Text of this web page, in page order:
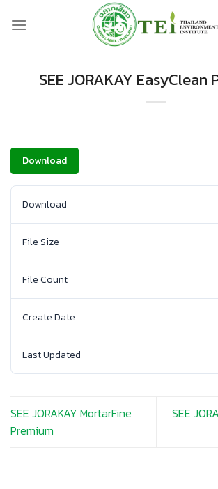
SEE JORAKAY EasyClean
Download
Download
File Size
File Count
Create Date
Last Updated
SEE JORAKAY MortarFine
Premium
SEE